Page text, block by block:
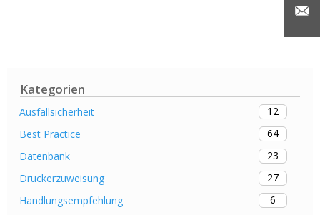
Kategorien
Ausfallsicherheit
12
Best Practice
64
Datenbank
23
Druckerzuweisung
27
Handlungsempfehlung
6